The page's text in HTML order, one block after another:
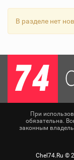
В разделе нет
При
обязательна.
законным
Chel74.Ru ©